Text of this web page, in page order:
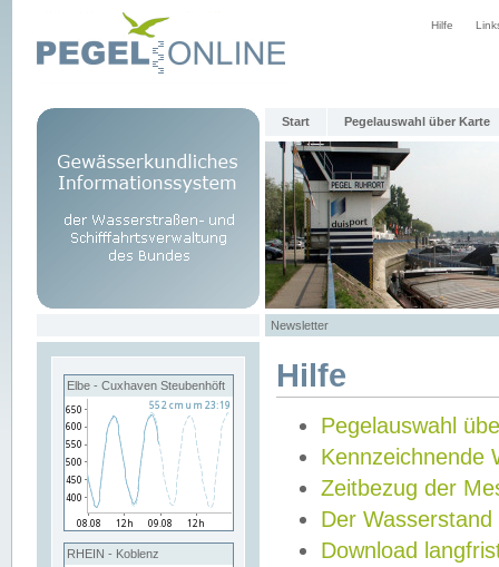
Hilfe
Start Pegelauswahl über Karte
Newsletter
Elbe - Cuxhaven Steubenhöft
RHEIN - Koblenz
Hilfe
Pegelauswahl
Kennzeichnende
Zeitbezug der
Der Wasserstand
Download